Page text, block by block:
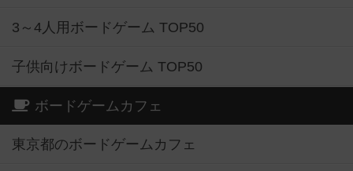
3～4人用ボードゲーム TOP50
子供向けボードゲーム TOP50
ボードゲームカフェ
東京都のボードゲームカフェ